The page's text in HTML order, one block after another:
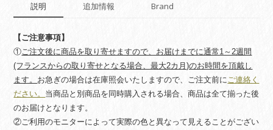
説明 追加情報 Brand
【ご注意事項】
① ご注文後に商品を取り寄せますので、お届けまでに通常1～2週間
(フランスからの取り寄せとなる場合、最大2カ月)のお時間を頂戴し
ます。 お急ぎの場合は在庫照会いたしますので、ご注文前に ご連絡く
ださい。 当商品と別商品を同時購入される場合、商品は全て揃った後
のお届けとなります。
②ご利用のモニターによって実際の色と異なって見えることがござい